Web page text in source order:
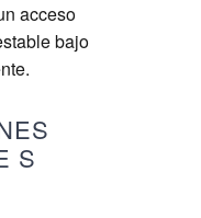
acceso
bajo
S